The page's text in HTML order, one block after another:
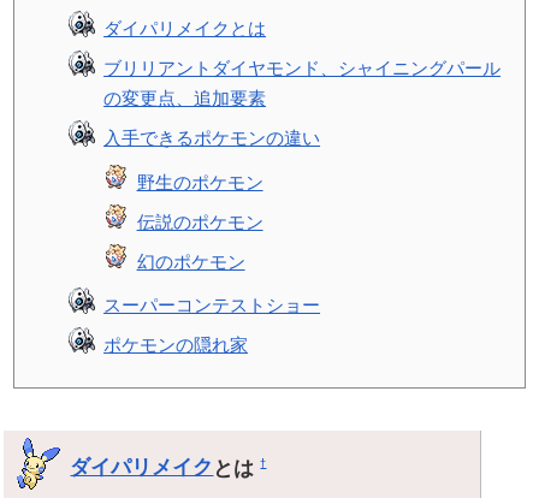
ダイパリメイクとは
ブリリアントダイヤモンド、シャイニングパール
の変更点、追加要素
入手できるポケモンの違い
野生のポケモン
伝説のポケモン
幻のポケモン
スーパーコンテストショー
ポケモンの隠れ家
ダイパリメイク とは†